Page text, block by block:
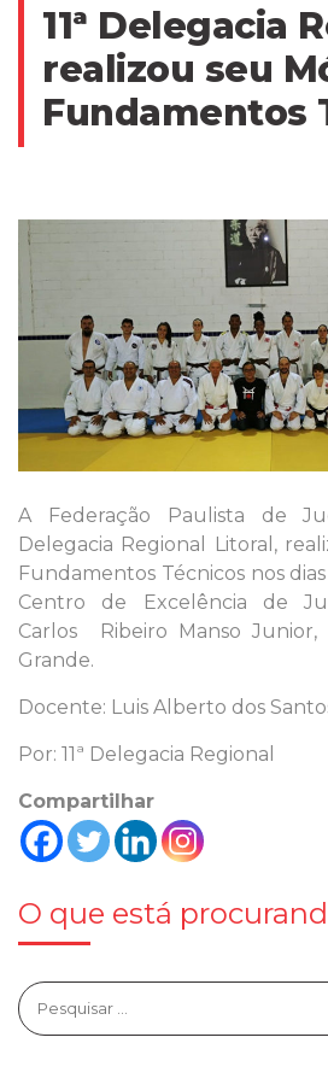
11ª Delegacia
realizou seu
Fundamentos
A Federação Paulista de
Delegacia Regional Litoral,
Fundamentos Técnicos nos
Centro de Excelência de
Carlos Ribeiro Manso
Grande.
Docente: Luis Alberto dos
Por: 11ª Delegacia Regional
Compartilhar
O que está